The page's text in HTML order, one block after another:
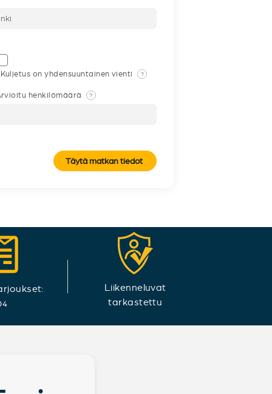
Kuljetus on yhdensuuntainen vienti ?
henkilömäärä ?
Täytä matkan tiedot
Liikenneluvat
tarkastettu